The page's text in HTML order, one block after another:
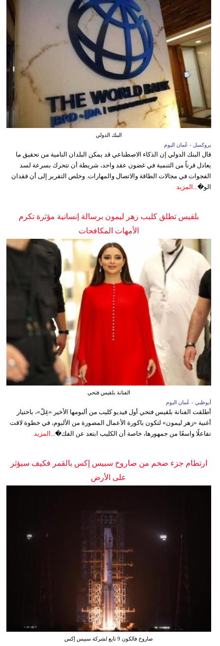
البنك الدولي
بروكسل - عُمان اليوم
قال البنك الدولي إن الذكاء الاصطناعي قد يمكن البلدان النامية من تحقيق ما
يعادل قرناً من التنمية في غضون عقد واحد، شريطة أن تتحرك بسرعة لسد
الفجوات في مجالات الطاقة والاتصال والمهارات. وخلص التقرير إلى أن فقدان
الو�...
المزيد
بلقيس تطلق كليب زهر ليمون برسالة إنسانية مؤثرة تكرم
الأمهات المكافحات
الفنانة بلقيس فتحي
أبوظبي - عُمان اليوم
أطلقت الفنانة بلقيس فتحي أول فيديو كليب من ألبومها الأخير «غِلّ»، باختيار
أغنية «زهر ليمون» لتكون باكورة الأعمال المصورة من الألبوم، في خطوة لاقت
تفاعلًا واسعًا من جمهورها، خاصة أن الكليب ابتعد عن الفك�... المزيد
ارتطام جزء ضخم من صاروخ سبيس إكس بالقمر فكيف سيؤثر
على الأرض
صاروخ فالكون 9 تابع لشركة سبيس إكس